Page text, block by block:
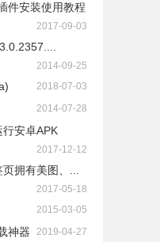
件安装使用教程
2017-09-03
2014-09-25
2018-07-03
2014-07-28
安卓APK
2017-12-12
拥有美图、...
2017-05-18
2015-03-05
神器 2019-04-27